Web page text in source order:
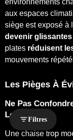
environnements
aux espaces
siège est exposé à
devenir glissantes
plates réduisent
mouvements
Les Pièges À
Ne Pas
Long Terme
Une chaise trop
Filtres